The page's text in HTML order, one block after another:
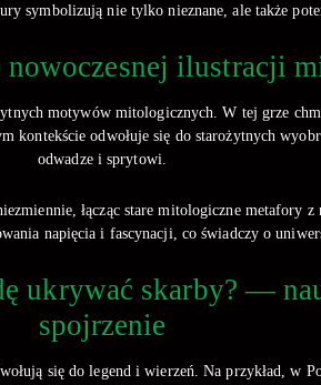
symbolizują nie tylko nieznane, ale także
nowoczesnej ilustracji
motywów mitologicznych. W tej grze
kontekście odwołuje się do starożytnych
odwadze i sprytowi.
łącząc stare mitologiczne metafory
napięcia i fascynacji, co świadczy o
ukrywać skarby? —
spojrzenie
się do legend i wierzeń. Na przykład, w